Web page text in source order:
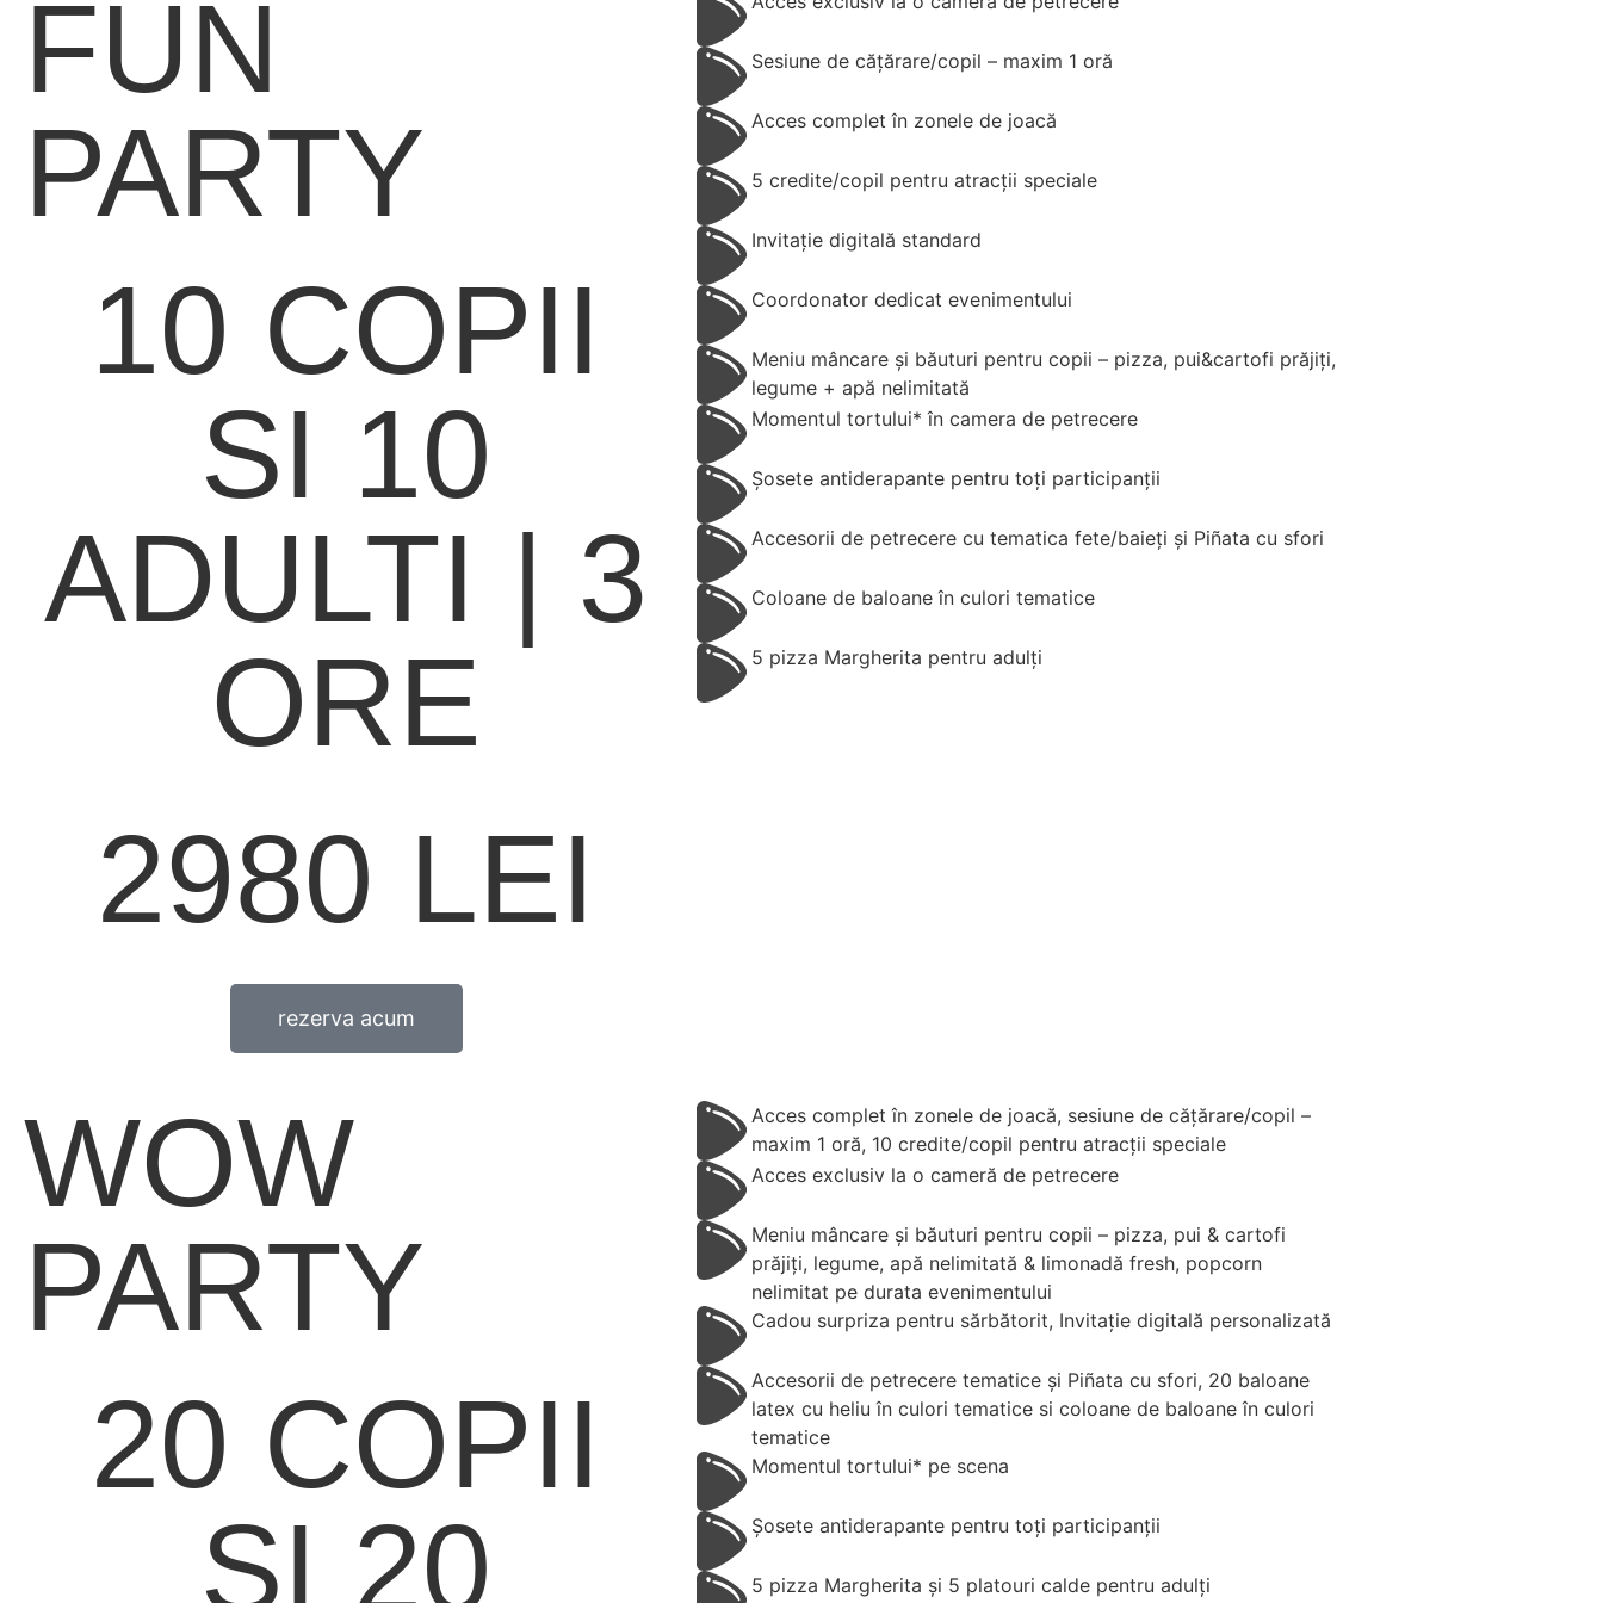
FUN
PARTY
10 COPII
SI 10
ADULTI | 3
ORE
2980 LEI
rezerva acum
Sesiune de cățărare/copil – maxim 1 oră
Acces complet în zonele de joacă
5 credite/copil pentru atracții speciale
Invitație digitală standard
Coordonator dedicat evenimentului
Meniu mâncare și băuturi pentru copii – pizza, pui&cartofi prăjiți,
legume + apă nelimitată
Momentul tortului* în camera de petrecere
Șosete antiderapante pentru toți participanții
Accesorii de petrecere cu tematica fete/baieți și Piñata cu sfori
Coloane de baloane în culori tematice
5 pizza Margherita pentru adulți
WOW
PARTY
20 COPII
SI 20
Acces complet în zonele de joacă, sesiune de cățărare/copil –
maxim 1 oră, 10 credite/copil pentru atracții speciale
Acces exclusiv la o cameră de petrecere
Meniu mâncare și băuturi pentru copii – pizza, pui & cartofi
prăjiți, legume, apă nelimitată & limonadă fresh, popcorn
nelimitat pe durata evenimentului
Cadou surpriza pentru sărbătorit, Invitație digitală personalizată
Accesorii de petrecere tematice și Piñata cu sfori, 20 baloane
latex cu heliu în culori tematice si coloane de baloane în culori
tematice
Momentul tortului* pe scena
Șosete antiderapante pentru toți participanții
5 pizza Margherita și 5 platouri calde pentru adulți